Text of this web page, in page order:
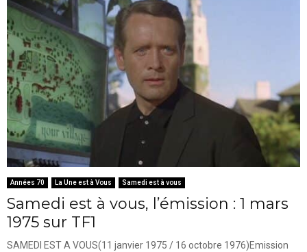
Années 70 La Une est à Vous Samedi est à vous
Samedi est à vous, l’émission : 1 mars
1975 sur TF1
SAMEDI EST A VOUS(11 janvier 1975 / 16 octobre 1976)Emission